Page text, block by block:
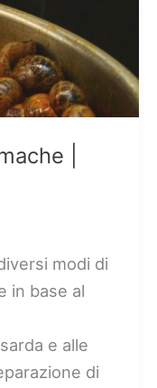
|
modi di
in base al
e alle
di